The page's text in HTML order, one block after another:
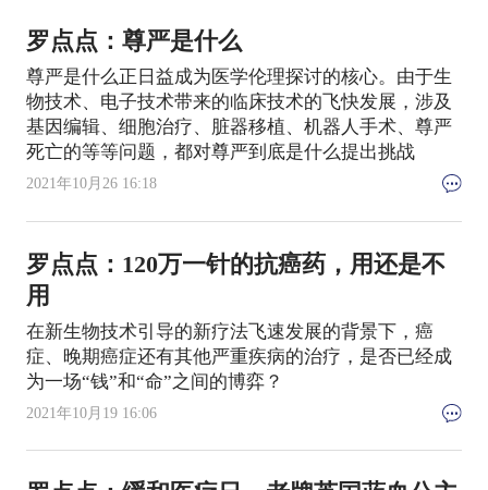
罗点点：尊严是什么
尊严是什么正日益成为医学伦理探讨的核心。由于生
物技术、电子技术带来的临床技术的飞快发展，涉及
基因编辑、细胞治疗、脏器移植、机器人手术、尊严
死亡的等等问题，都对尊严到底是什么提出挑战
2021年10月26 16:18
罗点点：120万一针的抗癌药，用还是不
用
在新生物技术引导的新疗法飞速发展的背景下，癌
症、晚期癌症还有其他严重疾病的治疗，是否已经成
为一场“钱”和“命”之间的博弈？
2021年10月19 16:06